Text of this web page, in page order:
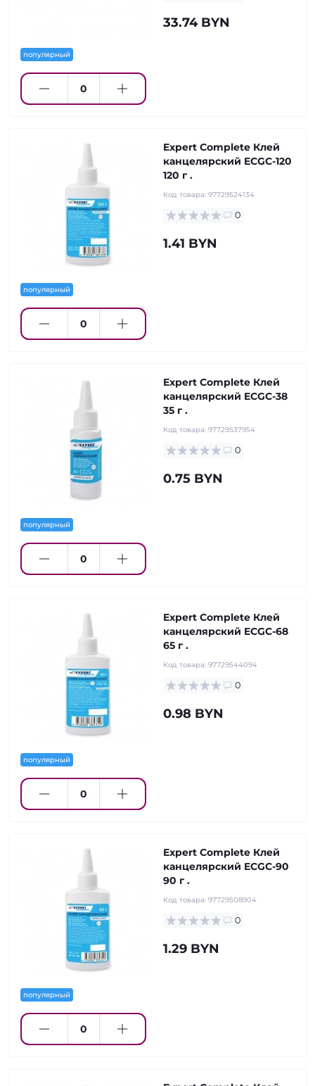
популярный
33.74 BYN
популярный
Expert Complete Клей
канцелярский ECGC-120
120 г .
Код товара: 97729524134
0
1.41 BYN
популярный
Expert Complete Клей
канцелярский ECGC-38
35 г .
Код товара: 97729537954
0
0.75 BYN
популярный
Expert Complete Клей
канцелярский ECGC-68
65 г .
Код товара: 97729544094
0
0.98 BYN
популярный
Expert Complete Клей
канцелярский ECGC-90
90 г .
Код товара: 97729508904
0
1.29 BYN